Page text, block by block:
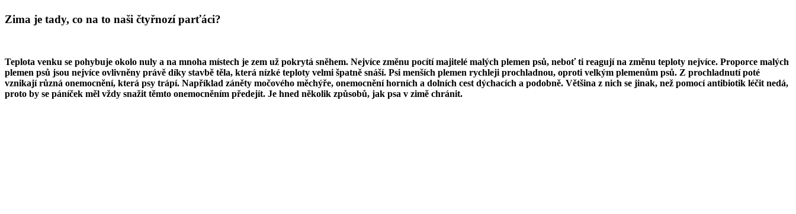
Zima je tady, co na to naši čtyřnozí parťáci?
Teplota venku se pohybuje okolo nuly a na mnoha místech je zem už pokrytá sněhem. Nejvíce změnu pocítí majitelé malých plemen psů, neboť ti reagují na změnu teploty nejvíce. Proporce malých
plemen psů jsou nejvíce ovlivněny právě díky stavbě těla, která nízké teploty velmi špatně snáší. Psi menších plemen rychleji prochladnou, oproti velkým plemenům psů. Z prochladnutí poté
vznikají různá onemocnění, která psy trápí. Například záněty močového měchýře, onemocnění horních a dolních cest dýchacích a podobně. Většina z nich se jinak, než pomocí antibiotik léčit nedá,
proto by se páníček měl vždy snažit těmto onemocněním předejít. Je hned několik způsobů, jak psa v zimě chránit.